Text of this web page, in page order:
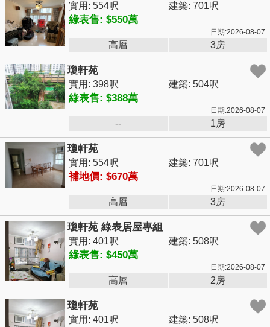
實用: 554呎 建築: 701呎
綠表售: $550萬
日期:2026-08-07
高層 3房
瓊軒苑
實用: 398呎 建築: 504呎
綠表售: $388萬
日期:2026-08-07
-- 1房
瓊軒苑
實用: 554呎 建築: 701呎
補地價: $670萬
日期:2026-08-07
高層 3房
瓊軒苑 綠表居屋專組
實用: 401呎 建築: 508呎
綠表售: $450萬
日期:2026-08-07
高層 2房
瓊軒苑
實用: 401呎 建築: 508呎